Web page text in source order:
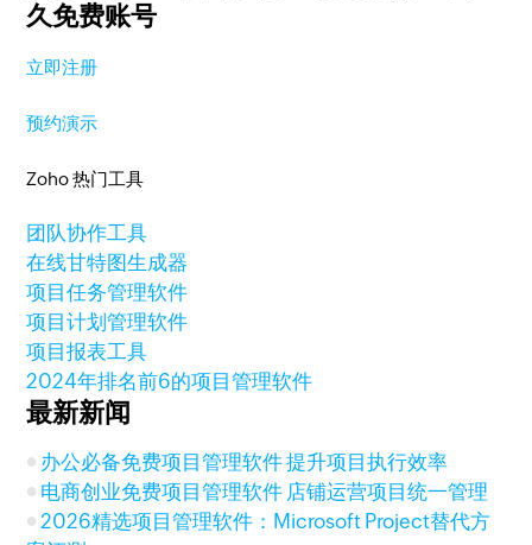
久免费账号
立即注册
预约演示
Zoho 热门工具
团队协作工具
在线甘特图生成器
项目任务管理软件
项目计划管理软件
项目报表工具
2024年排名前6的项目管理软件
最新新闻
办公必备免费项目管理软件 提升项目执行效率
电商创业免费项目管理软件 店铺运营项目统一管理
2026精选项目管理软件：Microsoft Project替代方